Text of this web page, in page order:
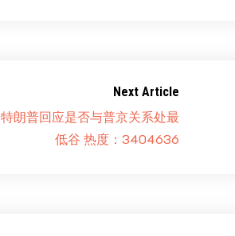
Next Article
特朗普回应是否与普京关系处最
低谷 热度：3404636